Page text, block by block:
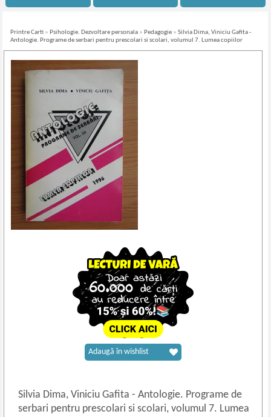
Printre Carti » Psihologie. Dezvoltare personala » Pedagogie »Silvia Dima, Viniciu Gafita -
Antologie. Programe de serbari pentru prescolari si scolari, volumul 7. Lumea copiilor
Silvia Dima, Viniciu Gafita- Antologie. Programe de
serbari pentru prescolari si scolari, volumul 7. Lumea
Adaugă în wishlist